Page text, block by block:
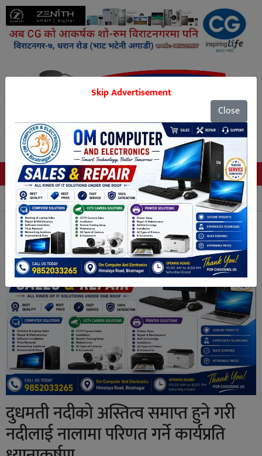
Tags
दुधमती नदीको अस्तित्व समाप्त हुने गरी
नदीलाई नालामा परिणत गर्ने कार्यप्रति
Skip Advertisement
Close